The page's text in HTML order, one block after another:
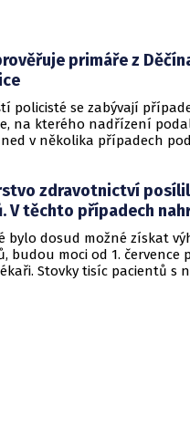
primáře z
policisté se zabývají
na kterého nadřízení
v několika případech
zdravotnictví
V těchto případech
bylo dosud možné získat
budou moci od 1. července
Stovky tisíc pacientů s